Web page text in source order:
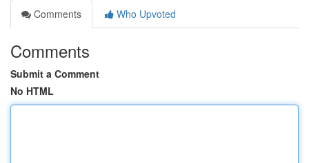
Comments
Who Upvoted
Comments
Submit a Comment
No HTML